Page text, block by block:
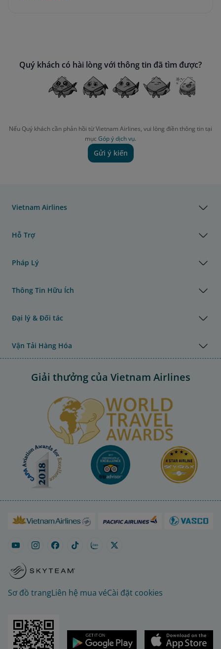
Quý khách có hài lòng với thông tin đã tìm được?
Nếu Quý khách cần phản hồi từ Vietnam Airlines, vui lòng điền thông tin tại
mục Góp ý dịch vụ.
Gửi ý kiến
Vietnam Airlines
Hỗ Trợ
Pháp Lý
Thông Tin Hữu Ích
Đại lý & Đối tác
Vận Tải Hàng Hóa
Giải thưởng của Vietnam Airlines
Sơ đồ trangLiên hệ mua véCài đặt cookies